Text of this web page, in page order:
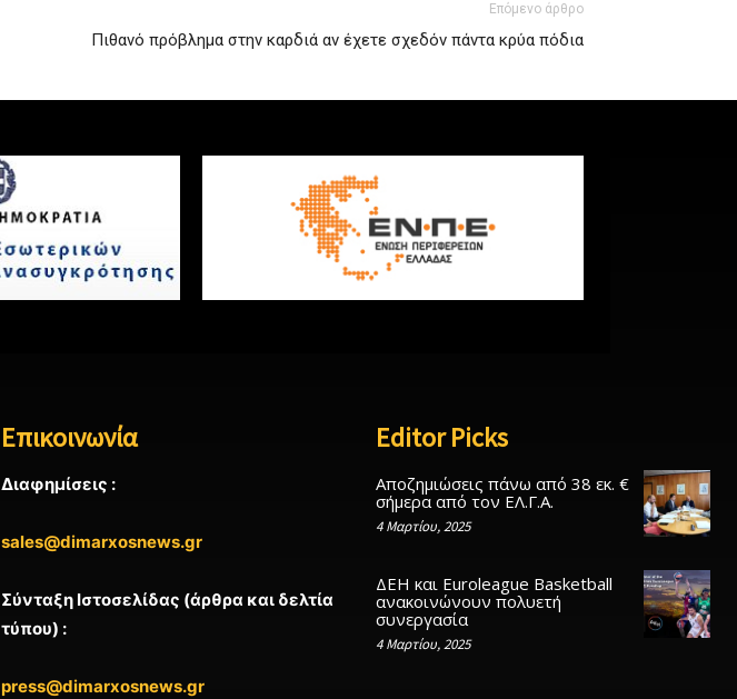
Επόμενο άρθρο
Πιθανό πρόβλημα στην καρδιά αν έχετε σχεδόν πάντα κρύα πόδια
Επικοινωνία
Διαφημίσεις :
sales@dimarxosnews.gr
Σύνταξη Ιστοσελίδας (άρθρα και δελτία
τύπου) :
press@dimarxosnews.gr
Editor Picks
Αποζημιώσεις πάνω από 38 εκ. €
σήμερα από τον ΕΛ.Γ.Α.
4 Μαρτίου, 2025
ΔΕΗ και Euroleague Basketball
ανακοινώνουν πολυετή
συνεργασία
4 Μαρτίου, 2025